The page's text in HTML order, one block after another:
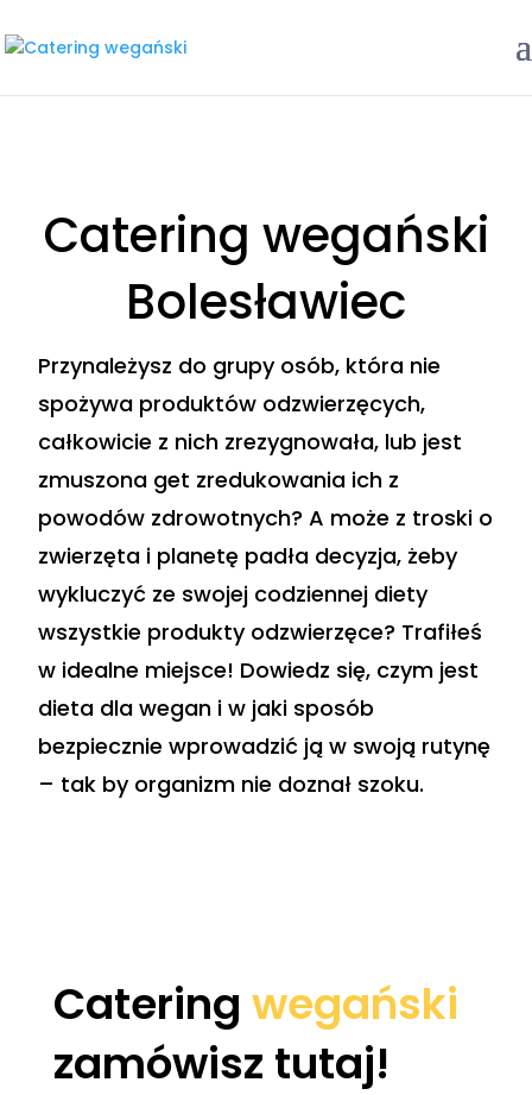
Catering wegański
Bolesławiec
Przynależysz do grupy osób, która nie
spożywa produktów odzwierzęcych,
całkowicie z nich zrezygnowała, lub jest
zmuszona get zredukowania ich z
powodów zdrowotnych? A może z troski o
zwierzęta i planetę padła decyzja, żeby
wykluczyć ze swojej codziennej diety
wszystkie produkty odzwierzęce? Trafiłeś
w idealne miejsce! Dowiedz się, czym jest
dieta dla wegan i w jaki sposób
bezpiecznie wprowadzić ją w swoją rutynę
– tak by organizm nie doznał szoku.
Catering wegański
zamówisz tutaj!